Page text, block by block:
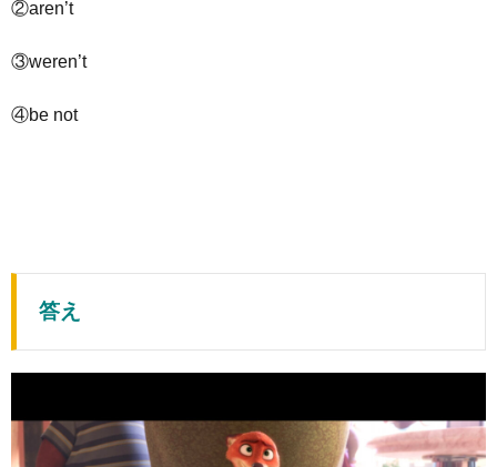
②aren’t
③weren’t
④be not
答え